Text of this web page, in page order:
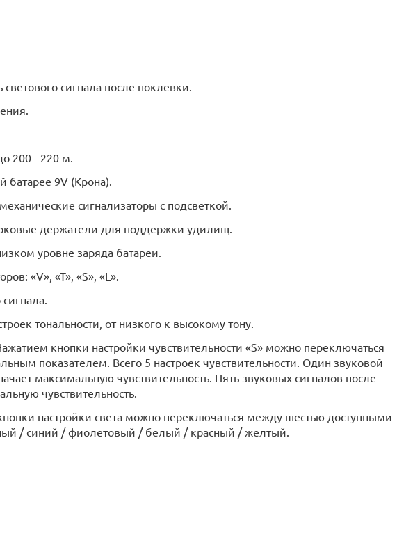
сигнала после поклевки.
200 - 220 м.
батарее 9V (Крона).
сигнализаторы с подсветкой.
держатели для поддержки удилищ.
уровне заряда батареи.
«V», «T», «S», «L».
тональности, от низкого к высокому тону.
кнопки настройки чувствительности «S» можно переключаться
показателем. Всего 5 настроек чувствительности. Один звуковой
максимальную чувствительность. Пять звуковых сигналов после
чувствительность.
настройки света можно переключаться между шестью доступными
/ синий / фиолетовый / белый / красный / желтый.